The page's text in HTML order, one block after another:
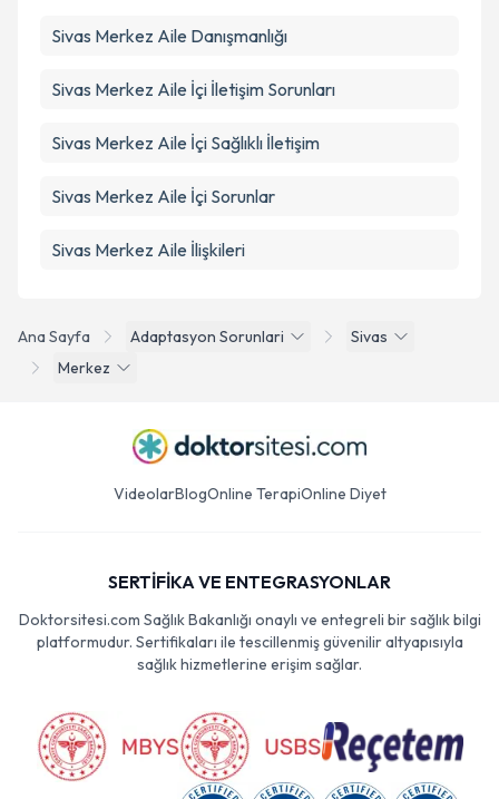
Ana Sayfa Adaptasyon Sorunlari
Sivas
Merkez
Sivas Merkez Aile Danışmanlığı
Sivas Merkez Aile İçi İletişim Sorunları
Sivas Merkez Aile İçi Sağlıklı İletişim
Sivas Merkez Aile İçi Sorunlar
Sivas Merkez Aile İlişkileri
VideolarBlogOnline TerapiOnline Diyet
SERTİFİKA VE ENTEGRASYONLAR
Doktorsitesi.com Sağlık Bakanlığı onaylı ve entegreli bir sağlık bilgi
platformudur. Sertifikaları ile tescillenmiş güvenilir altyapısıyla
sağlık hizmetlerine erişim sağlar.